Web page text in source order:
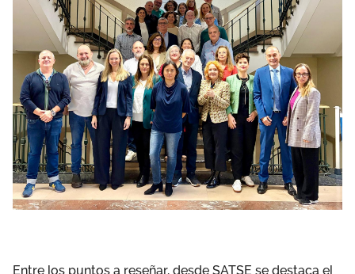
Entre los puntos a reseñar, desde SATSE se destaca el